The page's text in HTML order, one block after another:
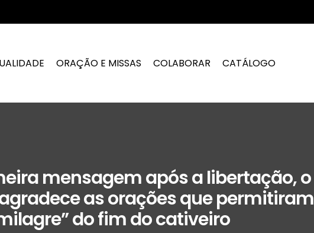
ORAÇÃO E MISSAS COLABORAR CATÁLOGO
mensagem após a libertação, o
as orações que permitiram
do fim do cativeiro